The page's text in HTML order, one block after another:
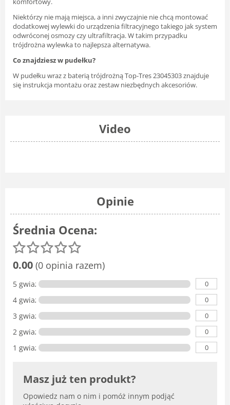
Niektórzy nie mają miejsca, a inni zwyczajnie nie chcą montować
dodatkowej wylewki do urządzenia filtracyjnego takiego jak system
odwróconej osmozy czy ultrafiltracja. W takim przypadku
trójdrożna wylewka to najlepsza alternatywa.
Co znajdziesz w pudełku?
W pudełku wraz z baterią trójdrożną Top-Tres 23045303 znajduje
się instrukcja montażu oraz zestaw niezbędnych akcesoriów.
Video
Opinie
Średnia Ocena:
0.00 (0 opinia razem)
5 gwiazdka 0
4 gwiazdki 0
3 gwiazdki 0
2 gwiazdki 0
1 gwiazdka 0
Masz już ten produkt?
Opowiedz nam o nim i pomóż innym podjąć